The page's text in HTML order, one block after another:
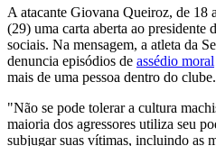
A atacante Giovana Queiroz, de 18
(29) uma carta aberta ao presidente
sociais. Na mensagem, a atleta da
denuncia episódios de assédio moral
mais de uma pessoa dentro do clube.
"Não se pode tolerar a cultura
maioria dos agressores utiliza seu
subjugar suas vítimas, incluindo as